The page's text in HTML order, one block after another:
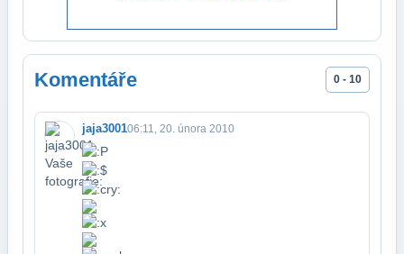
Komentáře 0 - 10
jaja300106:11, 20. února 2010